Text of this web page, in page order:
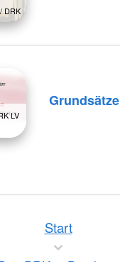
DRK
LV
Grundsätze
Start